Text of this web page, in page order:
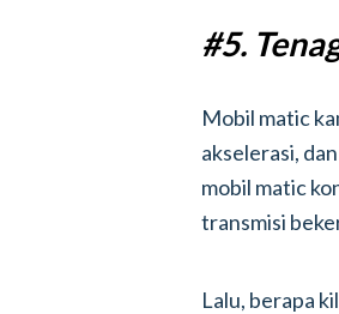
#5.
Mobil matic
akselerasi,
mobil matic
transmisi
Lalu, berapa